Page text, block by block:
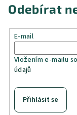
Odebírat
E-mail
Vložením e-mailu
údajů
Přihlásit se